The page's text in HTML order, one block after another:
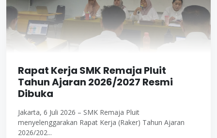
Rapat Kerja SMK Remaja Pluit
Tahun Ajaran 2026/2027 Resmi
Dibuka
Jakarta, 6 Juli 2026 – SMK Remaja Pluit
menyelenggarakan Rapat Kerja (Raker) Tahun Ajaran
2026/202...